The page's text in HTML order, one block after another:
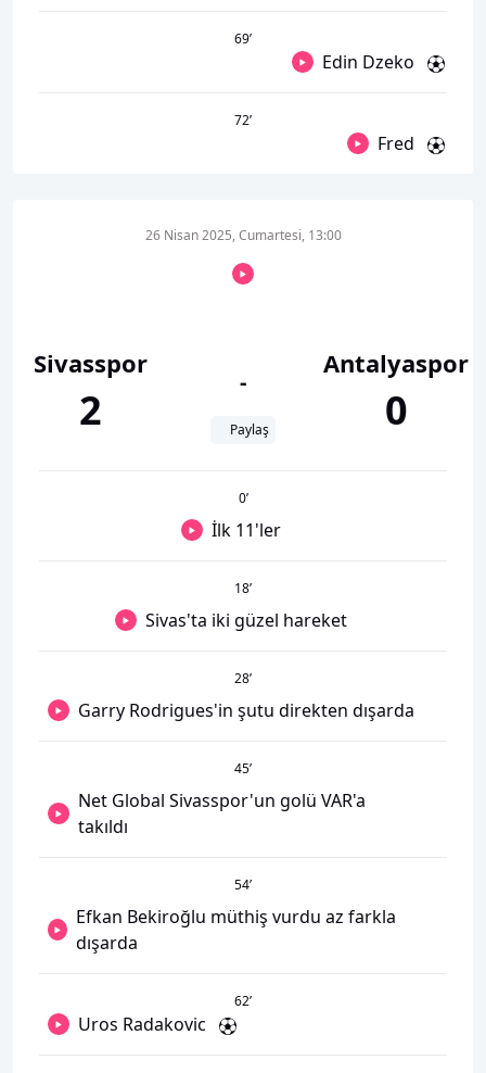
69’
Edin Dzeko
72’
Fred
Sivasspor
2
26 Nisan 2025, Cumartesi, 13:00
-
Paylaş
Antalyaspor
0
0’
İlk 11'ler
18’
Sivas'ta iki güzel hareket
28’
Garry Rodrigues'in şutu direkten dışarda
45’
Net Global Sivasspor'un golü VAR'a
takıldı
54’
Efkan Bekiroğlu müthiş vurdu az farkla
dışarda
62’
Uros Radakovic